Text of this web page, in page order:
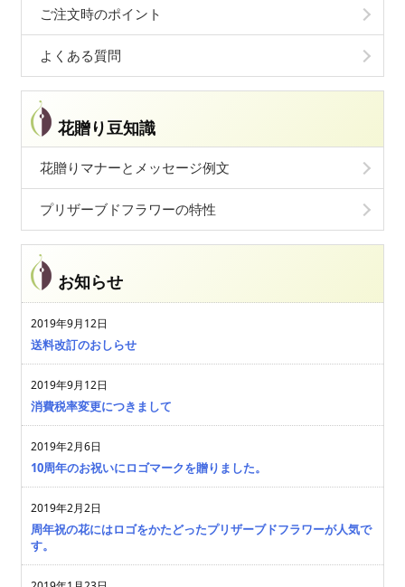
ご注文時のポイント
よくある質問
花贈り豆知識
花贈りマナーとメッセージ例文
プリザーブドフラワーの特性
お知らせ
2019年9月12日
送料改訂のおしらせ
2019年9月12日
消費税率変更につきまして
2019年2月6日
10周年のお祝いにロゴマークを贈りました。
2019年2月2日
周年祝の花にはロゴをかたどったプリザーブドフラワーが人気で
す。